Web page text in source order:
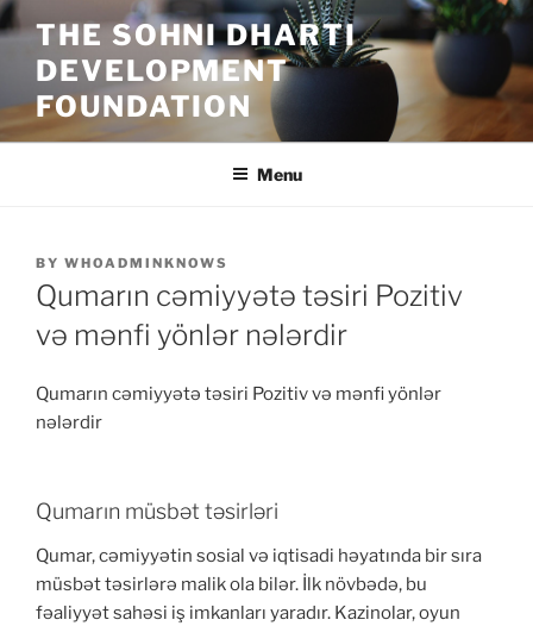
Skip
to
content
THE SOHNI DHARTI
DEVELOPMENT
FOUNDATION
Menu
POSTED
ON
BY WHOADMINKNOWS
Qumarın cəmiyyətə təsiri Pozitiv
və mənfi yönlər nələrdir
Qumarın cəmiyyətə təsiri Pozitiv və mənfi yönlər
nələrdir
Qumarın müsbət təsirləri
Qumar, cəmiyyətin sosial və iqtisadi həyatında bir sıra
müsbət təsirlərə malik ola bilər. İlk növbədə, bu
fəaliyyət sahəsi iş imkanları yaradır. Kazinolar, oyun